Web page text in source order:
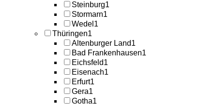
Steinburg1
Stormarn1
Wedel 1
Thüringen1
Altenburger Land1
Bad Frankenhausen1
Eichsfeld1
Eisenach1
Erfurt1
Gera1
Gotha1